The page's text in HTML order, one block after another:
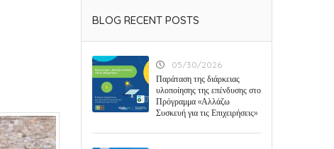
BLOG RECENT POSTS
05/30/2026
Παράταση της διάρκειας
υλοποίησης της επένδυσης στο
Πρόγραμμα «Αλλάζω
Συσκευή για τις Επιχειρήσεις»